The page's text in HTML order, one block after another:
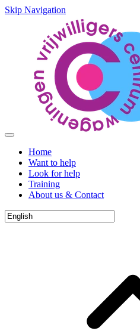
Skip Navigation
Home
Want to help
Look for help
Training
About us & Contact